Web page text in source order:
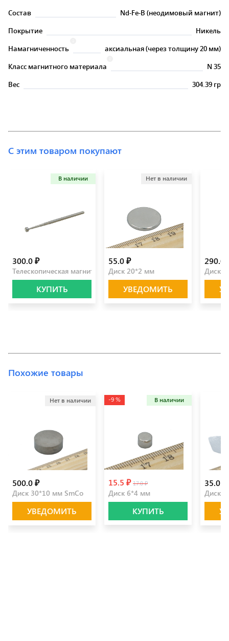
Состав
Nd-Fe-B (неодимовый магнит)
Покрытие
Никель
Намагниченность
аксиальная (через толщину 20 мм)
Класс магнитного материала
N 35
Вес
304.39 гр
С этим товаром покупают
В наличии
300.0 ₽
Телескопическая магнитная ручка
КУПИТЬ
Нет в наличии
55.0 ₽
Диск 20*2 мм
УВЕДОМИТЬ
290.0
Диск
Похожие товары
Нет в наличии
500.0 ₽
Диск 30*10 мм SmCo
УВЕДОМИТЬ
-9 % В наличии
15.5 ₽ 17.0 ₽
Диск 6*4 мм
КУПИТЬ
35.0 ₽
Диск